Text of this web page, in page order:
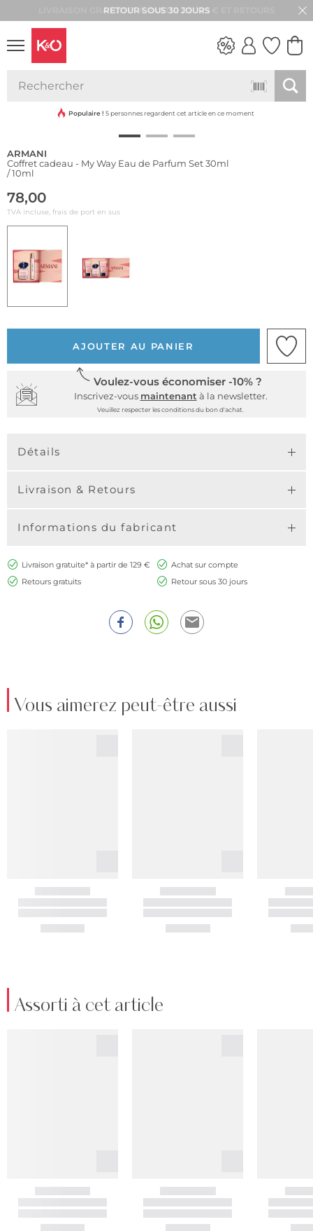
RETOUR SOUS 30 JOURS
VIBES
Populaire ! 5 personnes regardent cet article en ce moment
ARMANI
Coffret cadeau - My Way Eau de Parfum Set 30ml
/ 10ml
78,00
TVA incluse, frais de port en sus
AJOUTER AU PANIER
Voulez-vous économiser -10% ?
Inscrivez-vous maintenant à la newsletter.
Veuillez respecter les conditions du bon d'achat.
Détails
Livraison & Retours
Informations du fabricant
Livraison gratuite* à partir de 129 €
Achat sur compte
Retours gratuits
Retour sous 30 jours
Vous aimerez peut-être aussi
Assorti à cet article